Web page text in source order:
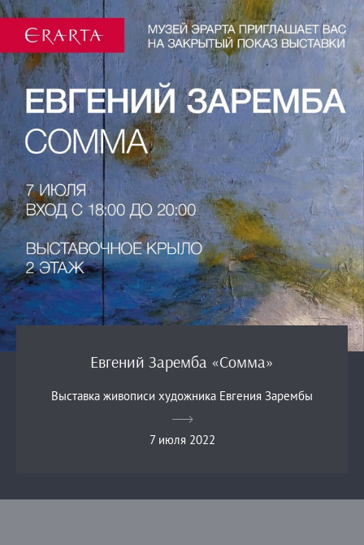
Евгений Заремба «Сомма»
Выставка живописи художника Евгения Зарембы
7 июля 2022